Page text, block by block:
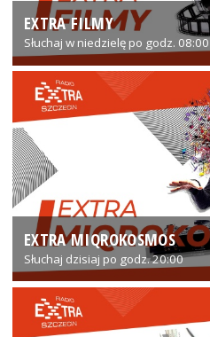
EXTRA FILMY
Słuchaj w niedzielę po godz. 08:00
EXTRA MIQROKOSMOS
Słuchaj dzisiaj po godz. 20:00